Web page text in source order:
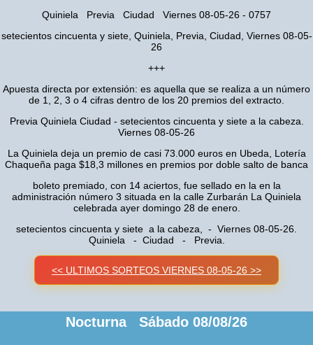
Quiniela Previa Ciudad Viernes 08-05-26 - 0757
setecientos cincuenta y siete, Quiniela, Previa, Ciudad, Viernes 08-05-
26
+++
Apuesta directa por extensión: es aquella que se realiza a un número
de 1, 2, 3 o 4 cifras dentro de los 20 premios del extracto.
Previa Quiniela Ciudad - setecientos cincuenta y siete a la cabeza.
Viernes 08-05-26
La Quiniela deja un premio de casi 73.000 euros en Ubeda, Lotería
Chaqueña paga $18,3 millones en premios por doble salto de banca
boleto premiado, con 14 aciertos, fue sellado en la en la
administración número 3 situada en la calle Zurbarán La Quiniela
celebrada ayer domingo 28 de enero.
setecientos cincuenta y siete a la cabeza, - Viernes 08-05-26.
Quiniela - Ciudad - Previa.
<< ULTIMOS SORTEOS VIERNES 08-05-26 >>
Nocturna Sábado 08/08/26